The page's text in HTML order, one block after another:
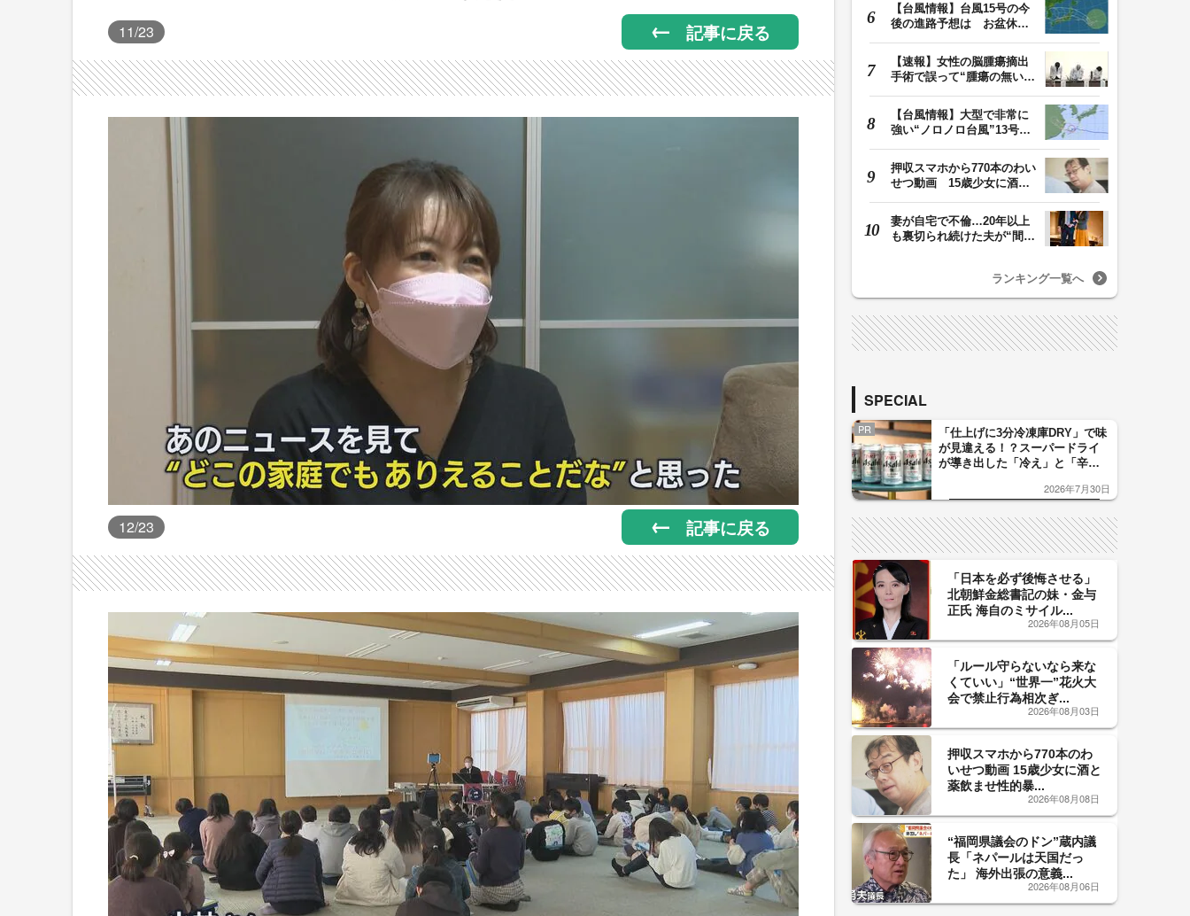
11/23 記事に戻る
12/23 記事に戻る
【台風情報】台風15号の今
後の進路予想は お盆休み
【速報】女性の脳腫瘍摘出
手術で誤って“腫瘍の無い部
【台風情報】大型で非常に
強い“ノロノロ台風”13号の
押収スマホから770本のわい
せつ動画 15歳少女に酒と
妻が自宅で不倫…20年以上
も裏切られ続けた夫が“間
ランキング一覧へ
SPECIAL
PR
「仕上げに3分冷凍庫DRY」で味
が見違える！？スーパードライ
が導き出した「冷え」と「辛
した「辛口カーブ」が飲み頃の
2026年7月30日
「日本を必ず後悔させる」
北朝鮮金総書記の妹・金与
正氏 海自のミサイル...
2026年08月05日
「ルール守らないなら来な
くていい」“世界一”花火大
会で禁止行為相次ぎ...
2026年08月03日
押収スマホから770本のわ
いせつ動画 15歳少女に酒と
薬飲ませ性的暴...
2026年08月08日
“福岡県議会のドン”蔵内議
長「ネパールは天国だっ
た」 海外出張の意義...
2026年08月06日